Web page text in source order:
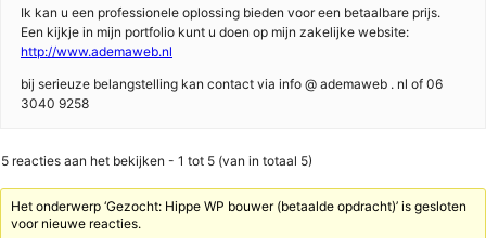
Ik kan u een professionele oplossing bieden voor een betaalbare prijs.
Een kijkje in mijn portfolio kunt u doen op mijn zakelijke website:
http://www.ademaweb.nl
bij serieuze belangstelling kan contact via info @ ademaweb . nl of 06
3040 9258
5 reacties aan het bekijken - 1 tot 5 (van in totaal 5)
Het onderwerp ‘Gezocht: Hippe WP bouwer (betaalde opdracht)’ is gesloten
voor nieuwe reacties.